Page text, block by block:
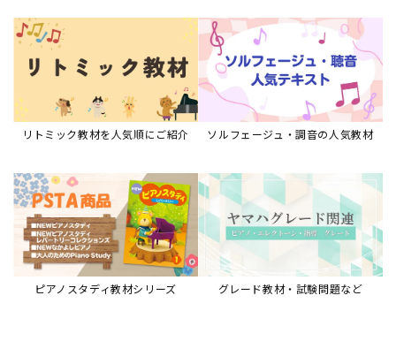
リトミック教材を人気順にご紹介 ソルフェージュ・調音の人気教材
ピアノスタディ教材シリーズ グレード教材・試験問題など